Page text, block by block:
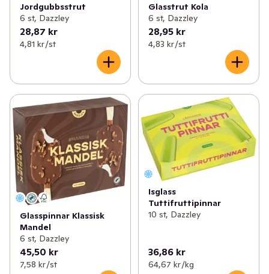
Jordgubbsstrut
6 st, Dazzley
28,87 kr
4,81 kr /st
Glasstrut Kola
6 st, Dazzley
28,95 kr
4,83 kr /st
Glasspinnar Klassisk
Mandel
6 st, Dazzley
45,50 kr
7,58 kr /st
Isglass
Tuttifruttipinnar
10 st, Dazzley
36,86 kr
64,67 kr /kg